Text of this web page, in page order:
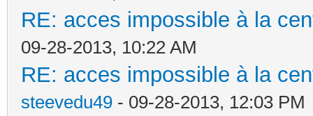
RE: acces impossible à la
09-28-2013, 10:22 AM
RE: acces impossible à la
steevedu49 - 09-28-2013, 12:03 PM